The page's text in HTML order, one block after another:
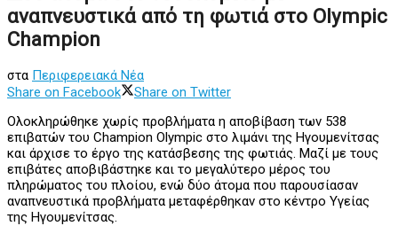
αναπνευστικά από τη φωτιά στο Olympic
Champion
στα Περιφερειακά Νέα
Share on Facebook
Share on Twitter
Ολοκληρώθηκε χωρίς προβλήματα η αποβίβαση των 538
επιβατών του Champion Olympic στο λιμάνι της Ηγουμενίτσας
και άρχισε το έργο της κατάσβεσης της φωτιάς. Μαζί με τους
επιβάτες αποβιβάστηκε και το μεγαλύτερο μέρος του
πληρώματος του πλοίου, ενώ δύο άτομα που παρουσίασαν
αναπνευστικά προβλήματα μεταφέρθηκαν στο κέντρο Υγείας
της Ηγουμενίτσας.